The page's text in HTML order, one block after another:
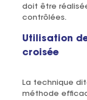
doit être
contrôlées.
Utilisation
croisée
La technique
méthode